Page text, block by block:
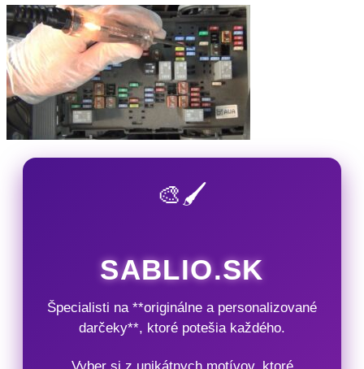
🎨🖌️
SABLIO.SK
Špecialisti na **originálne a personalizované
darčeky**, ktoré potešia každého.